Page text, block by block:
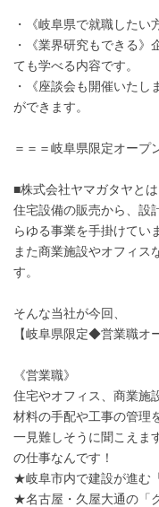
・《岐阜県で就職したい
・《業界研究もできる
ても学べる内容です。
・《座談会も開催いたし
ができます。
＝＝＝岐阜県限定オープ
■株式会社ヤマガタヤとは
住宅設備の販売から、設
らゆる事業を手掛けてい
また商業施設やオフィス
す。
そんな当社が今回、
【岐阜県限定◆営業職オ
《営業職》
住宅やオフィス、商業施
材料の手配や工事の管理
一見難しそうに聞こえま
の仕事なんです！
★岐阜市内で建設が進む
★名古屋・久屋大通の「